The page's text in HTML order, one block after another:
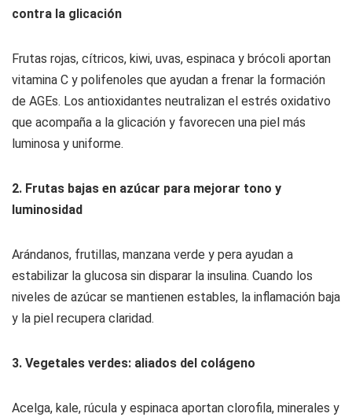
contra la glicación
Frutas rojas, cítricos, kiwi, uvas, espinaca y brócoli aportan
vitamina C y polifenoles que ayudan a frenar la formación
de AGEs. Los antioxidantes neutralizan el estrés oxidativo
que acompaña a la glicación y favorecen una piel más
luminosa y uniforme.
2. Frutas bajas en azúcar para mejorar tono y
luminosidad
Arándanos, frutillas, manzana verde y pera ayudan a
estabilizar la glucosa sin disparar la insulina. Cuando los
niveles de azúcar se mantienen estables, la inflamación baja
y la piel recupera claridad.
3. Vegetales verdes: aliados del colágeno
Acelga, kale, rúcula y espinaca aportan clorofila, minerales y